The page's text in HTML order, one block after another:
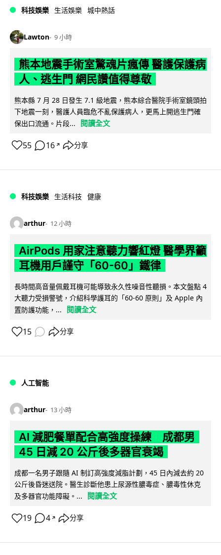
科技娛樂 生活娛樂 城中熱話
Lawton 9 小時
熊本地震手術室驚魂片瘋傳 醫護保護病
人、逃生門 網民讚值得尊敬
熊本縣 7 月 28 日發生 7.1 級地震，熊本綜合醫院手術室鏡頭拍
下地震一刻，醫護人員臨危不亂保護病人，更馬上開逃生門確
保出口流通。片段...
閱讀全文
55 16 ↗ 分享
科技娛樂 生活科技 健康
arthur 12 小時
AirPods 用家注意聽力響紅燈 醫學界籲
耳機用戶謹守「60-60」鐵律
長時間高音量佩戴耳機可能導致永久性噪音性聽損。本文盤點 4
大聽力受損警號，介紹科學護耳的「60-60 原則」及 Apple 內
置防護功能，...
閱讀全文
15 分享
人工智能
arthur 13 小時
AI 減肥餐單配合高強度操練 成都男
45 日減 20 公斤後多器官衰竭
成都一名男子跟隨 AI 制訂高強度減脂計劃，45 日內減去約 20
公斤後昏迷送院。醫生診斷他患上尿源性膿毒症、膿毒性休克
及多器官功能障礙。...
閱讀全文
19 4 ↗ 分享